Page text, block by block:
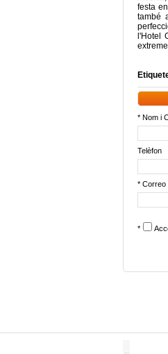
festa
també
l'Hotel
* Nom i
Telèfon
* Correo
*